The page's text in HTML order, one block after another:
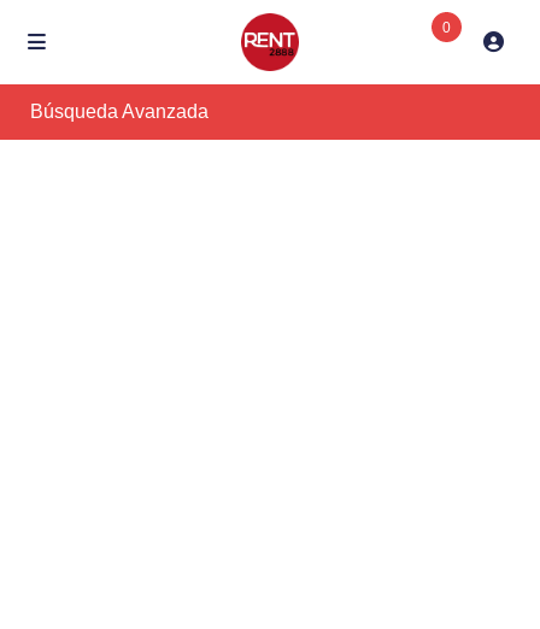
0
Búsqueda Avanzada